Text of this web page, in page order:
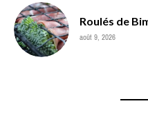
Roulés de
août 9, 2026